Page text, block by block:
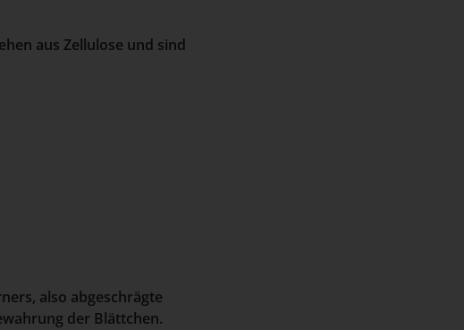
aus Zellulose und sind
also abgeschrägte
der Blättchen.